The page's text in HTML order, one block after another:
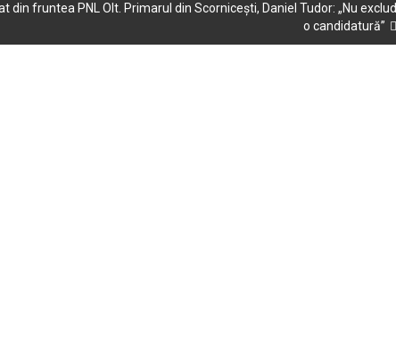
din fruntea PNL Olt. Primarul din Scornicești, Daniel Tudor: „Nu exclud
o candidatură”